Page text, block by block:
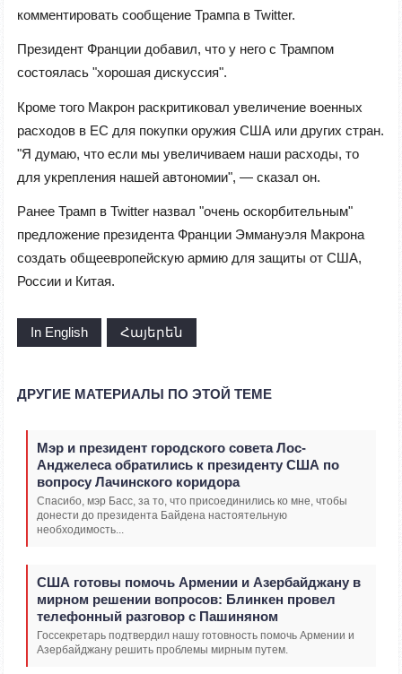
комментировать сообщение Трампа в Twitter.
Президент Франции добавил, что у него с Трампом
состоялась "хорошая дискуссия".
Кроме того Макрон раскритиковал увеличение военных
расходов в ЕС для покупки оружия США или других стран.
"Я думаю, что если мы увеличиваем наши расходы, то
для укрепления нашей автономии", — сказал он.
Ранее Трамп в Twitter назвал "очень оскорбительным"
предложение президента Франции Эммануэля Макрона
создать общеевропейскую армию для защиты от США,
России и Китая.
In English Հայերեն
ДРУГИЕ МАТЕРИАЛЫ ПО ЭТОЙ ТЕМЕ
Мэр и президент городского совета Лос-
Анджелеса обратились к президенту США по
вопросу Лачинского коридора
Спасибо, мэр Басс, за то, что присоединились ко мне, чтобы
донести до президента Байдена настоятельную
необходимость...
США готовы помочь Армении и Азербайджану в
мирном решении вопросов: Блинкен провел
телефонный разговор с Пашиняном
Госсекретарь подтвердил нашу готовность помочь Армении и
Азербайджану решить проблемы мирным путем.